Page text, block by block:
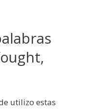
utilizo estas